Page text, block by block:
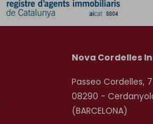
Nova Cordelles
Passeo Cordelles,
08290 -
(BARCELONA)